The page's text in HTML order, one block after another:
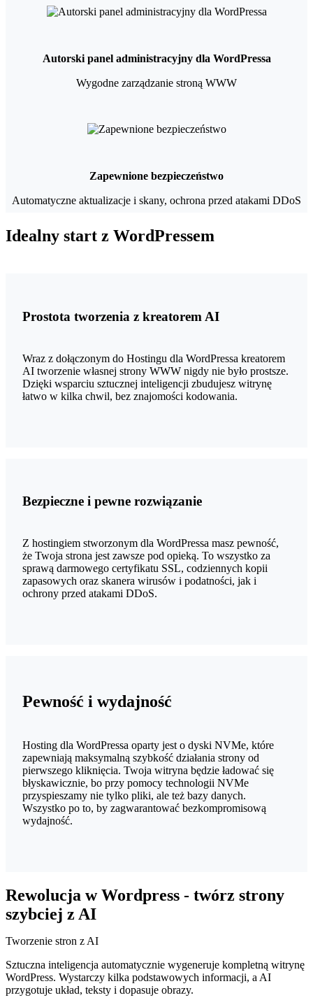
Autorski panel administracyjny dla WordPressa
Wygodne zarządzanie stroną WWW
Zapewnione bezpieczeństwo
Automatyczne aktualizacje i skany, ochrona przed atakami DDoS
Idealny start z WordPressem
Prostota tworzenia z kreatorem AI
Wraz z dołączonym do Hostingu dla WordPressa kreatorem
AI tworzenie własnej strony WWW nigdy nie było prostsze.
Dzięki wsparciu sztucznej inteligencji zbudujesz witrynę
łatwo w kilka chwil, bez znajomości kodowania.
Bezpieczne i pewne rozwiązanie
Z hostingiem stworzonym dla WordPressa masz pewność,
że Twoja strona jest zawsze pod opieką. To wszystko za
sprawą darmowego certyfikatu SSL, codziennych kopii
zapasowych oraz skanera wirusów i podatności, jak i
ochrony przed atakami DDoS.
Pewność i wydajność
Hosting dla WordPressa oparty jest o dyski NVMe, które
zapewniają maksymalną szybkość działania strony od
pierwszego kliknięcia. Twoja witryna będzie ładować się
błyskawicznie, bo przy pomocy technologii NVMe
przyspieszamy nie tylko pliki, ale też bazy danych.
Wszystko po to, by zagwarantować bezkompromisową
wydajność.
Rewolucja w Wordpress - twórz strony
szybciej z AI
Tworzenie stron z AI
Sztuczna inteligencja automatycznie wygeneruje kompletną witrynę
WordPress. Wystarczy kilka podstawowych informacji, a AI
przygotuje układ, teksty i dopasuje obrazy.